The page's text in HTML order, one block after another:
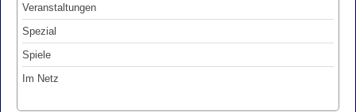
Veranstaltungen
Spezial
Spiele
Im Netz